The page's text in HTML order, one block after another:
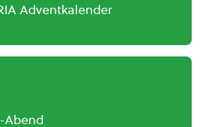
Adventkalender
Abend